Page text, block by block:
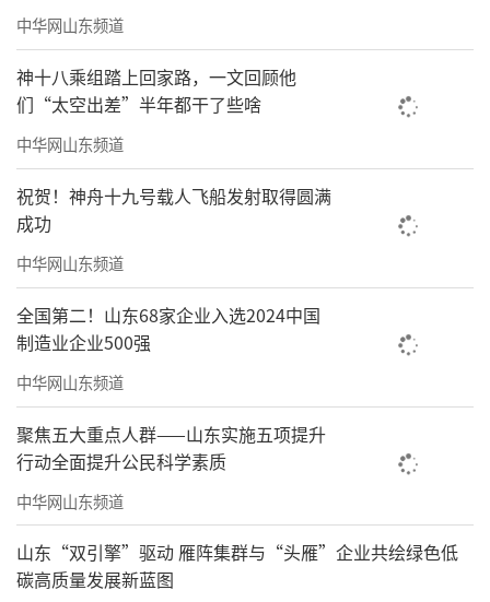
中华网山东频道
神十八乘组踏上回家路，一文回顾他
们“太空出差”半年都干了些啥
中华网山东频道
祝贺！神舟十九号载人飞船发射取得圆满
成功
中华网山东频道
全国第二！山东68家企业入选2024中国
制造业企业500强
中华网山东频道
聚焦五大重点人群——山东实施五项提升
行动全面提升公民科学素质
中华网山东频道
山东“双引擎”驱动 雁阵集群与“头雁”企业共绘绿色低
碳高质量发展新蓝图